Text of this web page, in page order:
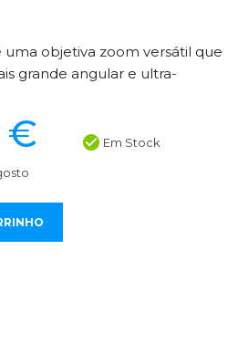
uma objetiva zoom versátil que
grande angular e ultra-
€ Em Stock